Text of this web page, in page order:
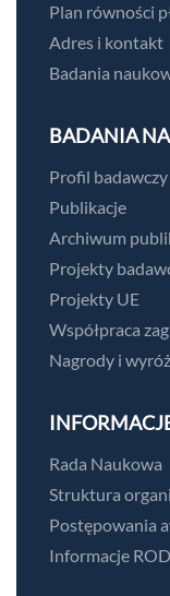
Plan równości
Adres i kontakt
Badania
BADANIA
Profil badawczy
Publikacje
Archiwum
Projekty
Projekty UE
Współpraca
Nagrody i
Rada Naukowa
Struktura
Postępowania
Informacje